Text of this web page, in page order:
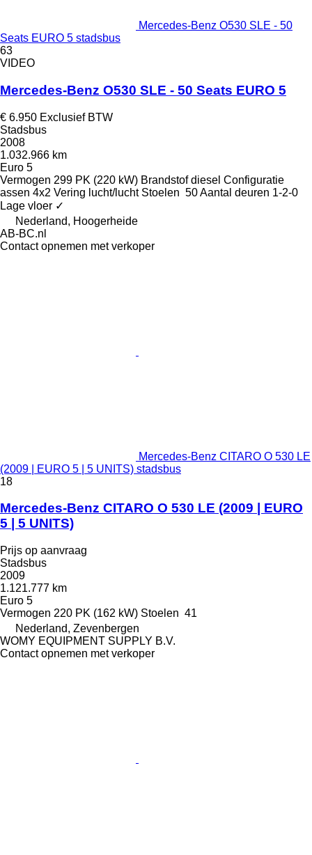
Mercedes-Benz O530 SLE - 50
Seats EURO 5 stadsbus
63
VIDEO
Mercedes-Benz O530 SLE - 50 Seats EURO 5
€ 6.950 Exclusief BTW
Stadsbus
2008
1.032.966 km
Euro 5
Vermogen 299 PK (220 kW) Brandstof diesel Configuratie
assen 4x2 Vering lucht/lucht Stoelen 50Aantal deuren 1-2-0
Lage vloer ✓
Nederland, Hoogerheide
AB-BC.nl
Contact opnemen met verkoper
Mercedes-Benz CITARO O 530 LE
(2009 | EURO 5 | 5 UNITS) stadsbus
18
Mercedes-Benz CITARO O 530 LE (2009 | EURO
5 | 5 UNITS)
Prijs op aanvraag
Stadsbus
2009
1.121.777 km
Euro 5
Vermogen 220 PK (162 kW) Stoelen 41
Nederland, Zevenbergen
WOMY EQUIPMENT SUPPLY B.V.
Contact opnemen met verkoper